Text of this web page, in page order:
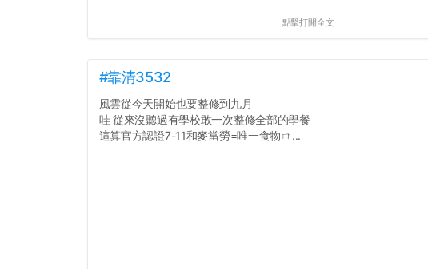
點擊打開全文
#靠清3532
風雲從今天開始也要整修到九月
哇 從來沒聽過有學校敢一次整修全部的學餐
這算官方認證7-11和麥當勞=唯一食物ㄇ...